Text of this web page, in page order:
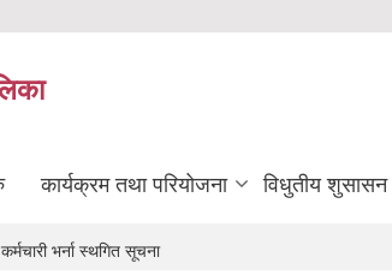
कार्यक्रम तथा परियोजना विधुतीय शुसासन
भर्ना स्थगित सूचना